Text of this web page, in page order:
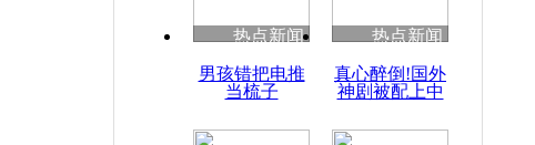
度苗族花山节
热点新闻
男孩错把电推
当梳子
热点新闻
真心醉倒!国外
神剧被配上中